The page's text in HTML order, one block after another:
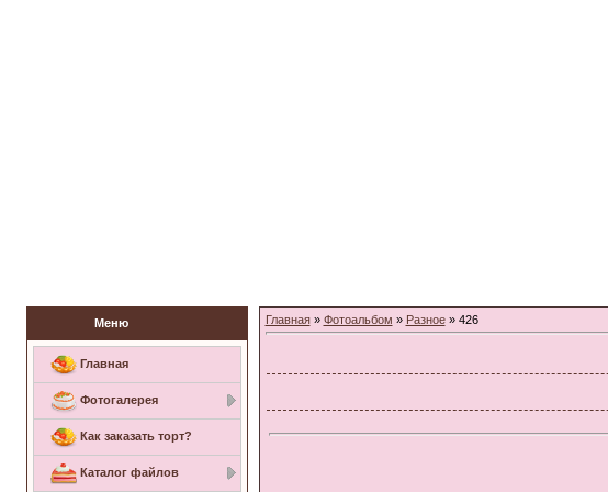
Меню
Главная
Фотогалерея
Как заказать торт?
Каталог файлов
Главная» Фотоальбом » Разное» 426